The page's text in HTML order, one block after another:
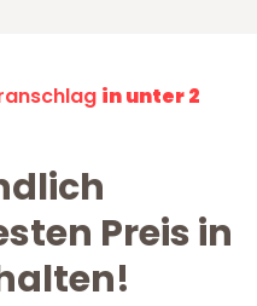
in unter 2
Preis in